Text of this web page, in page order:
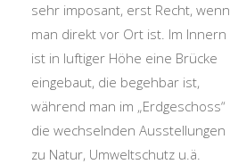
sehr imposant, erst Recht, wenn
man direkt vor Ort ist. Im Innern
ist in luftiger Höhe eine Brücke
eingebaut, die begehbar ist,
während man im „Erdgeschoss“
die wechselnden Ausstellungen
zu Natur, Umweltschutz u.ä.